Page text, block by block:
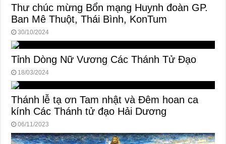
Thư chúc mừng Bổn mạng Huynh đoàn GP.
Ban Mê Thuột, Thái Bình, KonTum
30/10/2024
Tỉnh Dòng Nữ Vương Các Thánh Tử Đạo
18/03/2024
Thánh lễ tạ ơn Tam nhật và Đêm hoan ca
kính Các Thánh tử đạo Hải Dương
06/11/2023